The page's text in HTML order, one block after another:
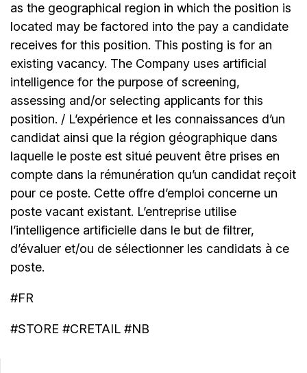
as the geographical region in which the position is
located may be factored into the pay a candidate
receives for this position. This posting is for an
existing vacancy. The Company uses artificial
intelligence for the purpose of screening,
assessing and/or selecting applicants for this
position. / L’expérience et les connaissances d’un
candidat ainsi que la région géographique dans
laquelle le poste est situé peuvent être prises en
compte dans la rémunération qu’un candidat reçoit
pour ce poste. Cette offre d’emploi concerne un
poste vacant existant. L’entreprise utilise
l’intelligence artificielle dans le but de filtrer,
d’évaluer et/ou de sélectionner les candidats à ce
poste.
#FR
#STORE #CRETAIL #NB